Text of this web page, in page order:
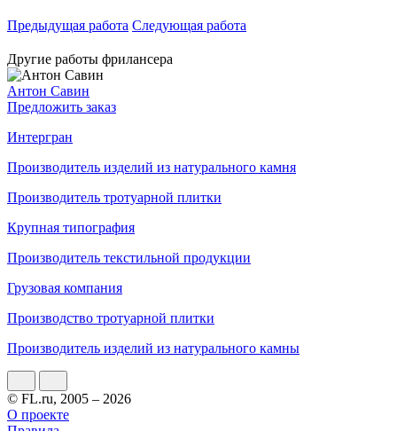
Предыдущая работа Следующая работа
Другие работы фрилансера
Антон Савин
Предложить заказ
Интергран
Производитель изделий из натурального камня
Производитель тротуарной плитки
Крупная типография
Производитель текстильной продукции
Грузовая компания
Производство тротуарной плитки
Производитель изделий из натурального камны
© FL.ru, 2005 – 2026
О проекте